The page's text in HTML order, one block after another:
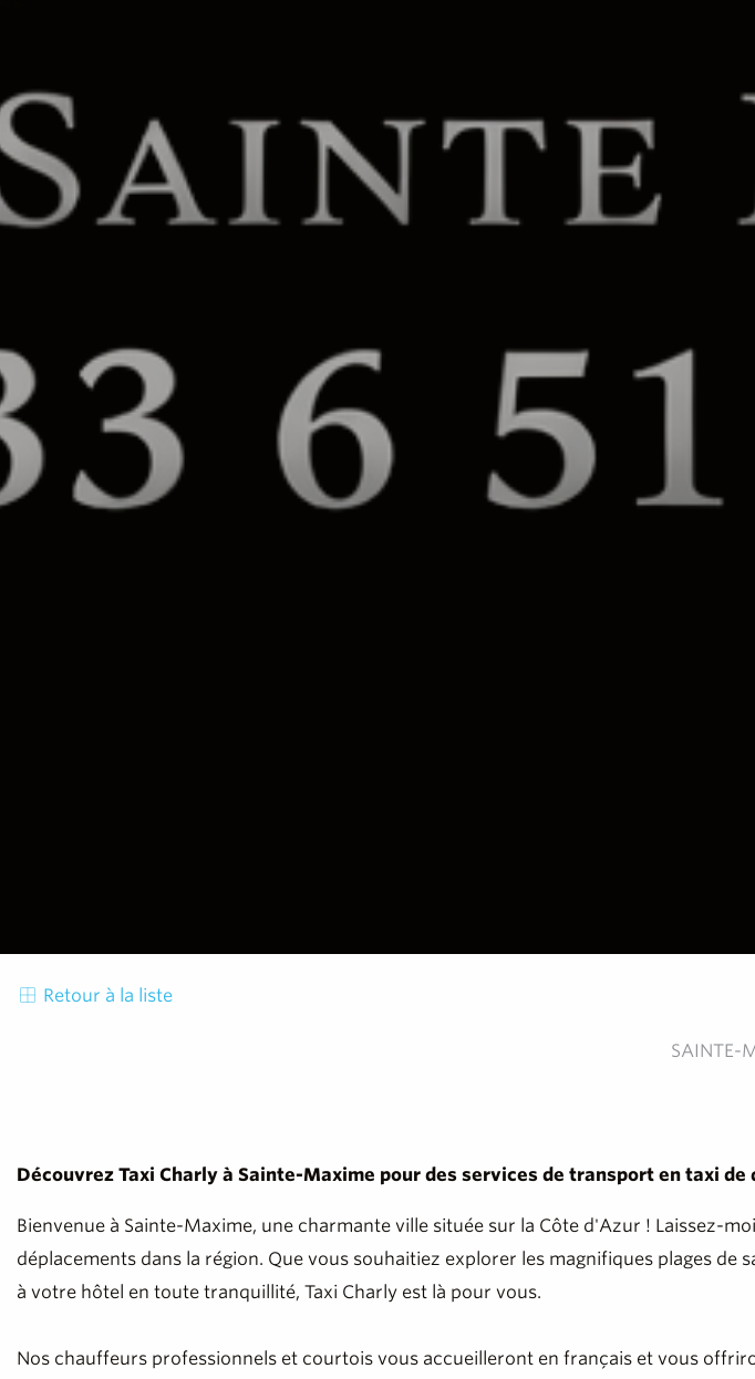
Retour à la liste
SAINTE-
Découvrez Taxi Charly à Sainte-Maxime pour des services de transport en taxi
Bienvenue à Sainte-Maxime, une charmante ville située sur la Côte d'Azur ! Laissez-
déplacements dans la région. Que vous souhaitiez explorer les magnifiques plages
à votre hôtel en toute tranquillité, Taxi Charly est là pour vous.
Nos chauffeurs professionnels et courtois vous accueilleront en français et vous